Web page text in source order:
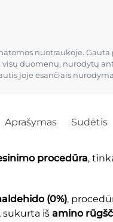
nuotraukoje.
duomenų, nurodytų
joje esančiais
Aprašymas Sudėtis
procedūra,
(0%),
iš amino